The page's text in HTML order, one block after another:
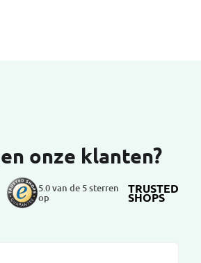
onze klanten?
5.0 van de 5 sterren
op
TRUSTED
SHOPS